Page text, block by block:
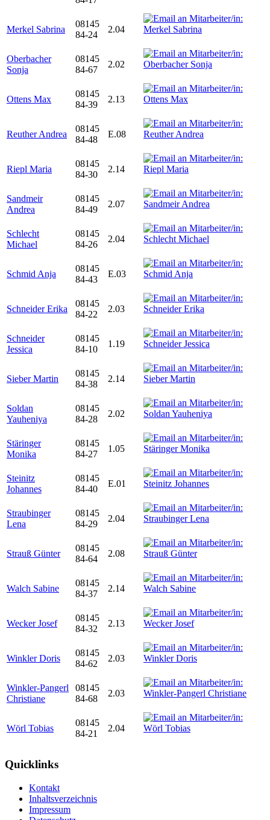
Merkel Sabrina
08145
84-24
2.04
Oberbacher
Sonja
08145
84-67
2.02
Ottens Max
08145
84-39
2.13
Reuther Andrea
08145
84-48
E.08
Riepl Maria
08145
84-30
2.14
Sandmeir
Andrea
08145
84-49
2.07
Schlecht
Michael
08145
84-26
2.04
Schmid Anja
08145
84-43
E.03
Schneider Erika
08145
84-22
2.03
Schneider
Jessica
08145
84-10
1.19
Sieber Martin
08145
84-38
2.14
Soldan
Yauheniya
08145
84-28
2.02
Stäringer
Monika
08145
84-27
1.05
Steinitz
Johannes
08145
84-40
E.01
Straubinger
Lena
08145
84-29
2.04
Strauß Günter
08145
84-64
2.08
Walch Sabine
08145
84-37
2.14
Wecker Josef
08145
84-32
2.13
Winkler Doris
08145
84-62
2.03
Winkler-Pangerl
Christiane
08145
84-68
2.03
Wörl Tobias
08145
84-21
2.04
Quicklinks
Kontakt
Inhaltsverzeichnis
Impressum